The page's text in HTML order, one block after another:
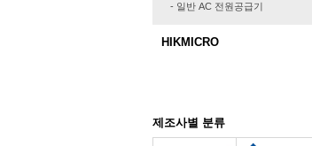
- 일반 AC 전원공급기
HIKMICRO
제조사별 분류